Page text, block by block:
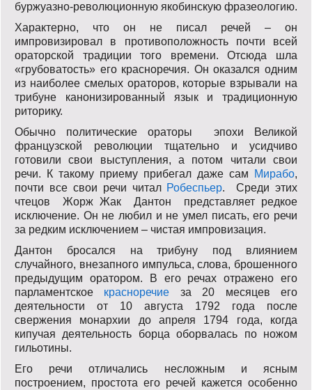
буржуазно-революционную якобинскую фразеологию.
Характерно, что он не писал речей – он
импровизировал в противоположность почти всей
ораторской традиции того времени. Отсюда шла
«грубоватость» его красноречия. Он оказался одним
из наиболее смелых ораторов, которые взрывали на
трибуне канонизированный язык и традиционную
риторику.
Обычно политические ораторы эпохи Великой
французской революции тщательно и усидчиво
готовили свои выступления, а потом читали свои
речи. К такому приему прибегал даже сам
Мирабо,
почти все свои речи читал Робеспьер. Среди этих
чтецов Жорж Жак Дантон представляет редкое
исключение. Он не любил и не умел писать, его речи
за редким исключением – чистая импровизация.
Дантон бросался на трибуну под влиянием
случайного, внезапного импульса, слова, брошенного
предыдущим оратором. В его речах отражено его
парламентское красноречие за 20 месяцев его
деятельности от 10 августа 1792 года после
свержения монархии до апреля 1794 года, когда
кипучая деятельность борца оборвалась по ножом
гильотины.
Его речи отличались несложным и ясным
построением, простота его речей кажется особенно